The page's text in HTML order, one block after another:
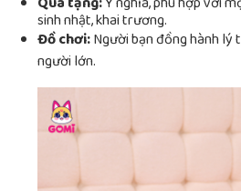
sinh nhật, khai trương.
Đồ chơi:Người bạn đồng hành lý
người lớn.